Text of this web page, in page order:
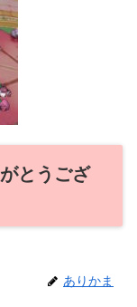
とうござ
ありかま